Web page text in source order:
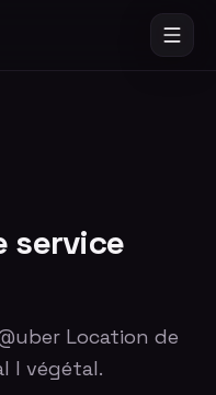
service
Location de
l végétal.